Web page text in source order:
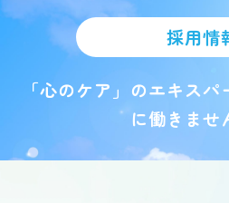
採用情
「心のケア」のエキス
に働きませ